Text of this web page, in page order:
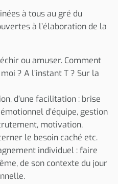
à tous au gré du
à l’élaboration de la
ou amuser. Comment
? A l’instant T ? Sur la
d’une facilitation : brise
d’équipe, gestion
motivation,
le besoin caché etc.
individuel : faire
de son contexte du jour